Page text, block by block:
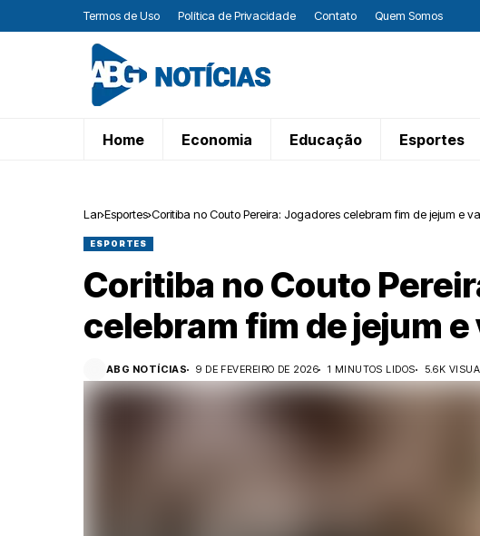
Termos de Uso Política de Privacidade Contato Quem Somos
Home Economia Educação Esportes
Lar Esportes Coritiba no Couto Pereira: Jogadores celebram fim de jejum e
ESPORTES
Coritiba no Couto
celebram fim de jejum
ABG NOTÍCIAS 9 DE FEVEREIRO DE 2026 1 MINUTOS LIDOS 5.6K